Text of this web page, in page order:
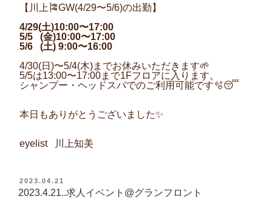
【川上 🎏GW(4/29〜5/6)の出勤】
4/29(土)10:00〜17:00
5/5
(金)10:00〜17:00
5/6
(土) 9:00〜16:00
4/30(日 )〜5/4(木)までお休みいただきます🌱
5/5は13:00〜17:00まで1Fフロアに入ります。
シャンプー・ヘッドスパでのご利用可能です🫧😴
本日もありがとうございました✨
eyelist 川上知美
投
稿
日:
2023.04.21
2023.4.21..求人イベント@グランフロント